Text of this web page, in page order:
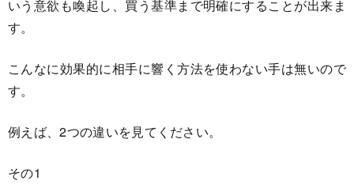
いう意欲も喚起し、買う基準まで明確にすることが出来ま
す。
こんなに効果的に相手に響く方法を使わない手は無いので
す。
例えば、2つの違いを見てください。
その1